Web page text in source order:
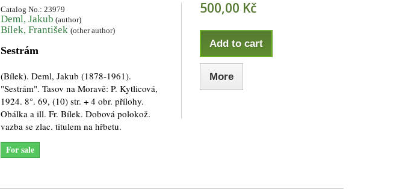
Catalog No.: 23979
Deml, Jakub (author)
Bílek, František (other author)
Sestrám
(Bílek). Deml, Jakub (1878-1961).
"Sestrám". Tasov na Moravě: P. Kytlicová,
1924. 8°. 69, (10) str. + 4 obr. přílohy.
Obálka a ill. Fr. Bílek. Dobová polokož.
vazba se zlac. titulem na hřbetu.
For sale
500,00 Kč
Add to cart
More